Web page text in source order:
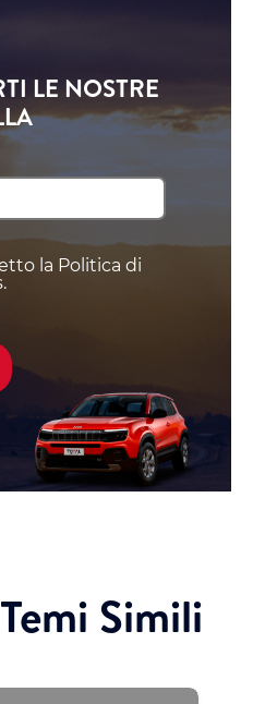
LE NOSTRE
la Politica di
Simili